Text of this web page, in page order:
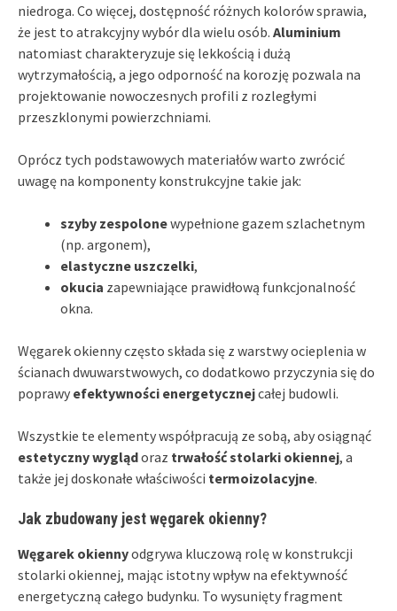
niedroga. Co więcej, dostępność różnych kolorów sprawia,
że jest to atrakcyjny wybór dla wielu osób. Aluminium
natomiast charakteryzuje się lekkością i dużą
wytrzymałością, a jego odporność na korozję pozwala na
projektowanie nowoczesnych profili z rozległymi
przeszklonymi powierzchniami.
Oprócz tych podstawowych materiałów warto zwrócić
uwagę na komponenty konstrukcyjne takie jak:
szyby zespolonewypełnione gazem szlachetnym
(np. argonem),
elastyczne uszczelki,
okucia zapewniające prawidłową funkcjonalność
okna.
Węgarek okienny często składa się z warstwy ocieplenia w
ścianach dwuwarstwowych, co dodatkowo przyczynia się do
poprawy efektywności energetycznejcałej budowli.
Wszystkie te elementy współpracują ze sobą, aby osiągnąć
estetyczny wyglądoraz trwałość stolarki okiennej, a
także jej doskonałe właściwości termoizolacyjne.
Jak zbudowany jest węgarek okienny?
Węgarek okiennyodgrywa kluczową rolę w konstrukcji
stolarki okiennej, mając istotny wpływ na efektywność
energetyczną całego budynku. To wysunięty fragment